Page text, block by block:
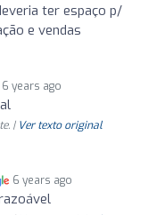
ter espaço p/
e vendas
6 years ago
| Ver texto original
6 years ago